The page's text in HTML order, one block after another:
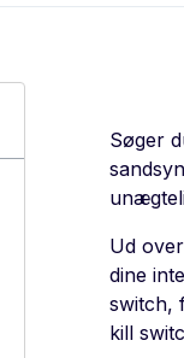
Søger
Ud
dine
switch,
kill